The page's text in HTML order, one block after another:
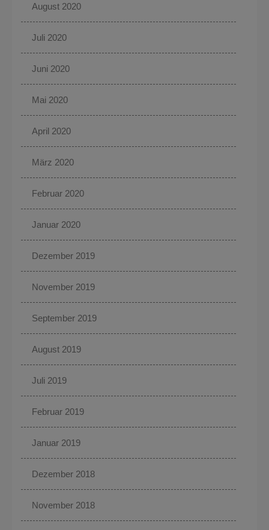
August 2020
Juli 2020
Juni 2020
Mai 2020
April 2020
März 2020
Februar 2020
Januar 2020
Dezember 2019
November 2019
September 2019
August 2019
Juli 2019
Februar 2019
Januar 2019
Dezember 2018
November 2018